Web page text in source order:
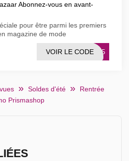
Abonnez-vous en avant-
pour être parmi les premiers
magazine de mode
AR15
VOIR LE CODE
Soldes d'été
Rentrée
Prismashop